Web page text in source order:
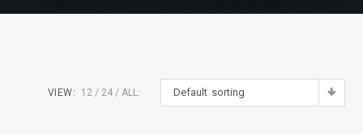
Default sorting
VIEW: 12 24 ALL: